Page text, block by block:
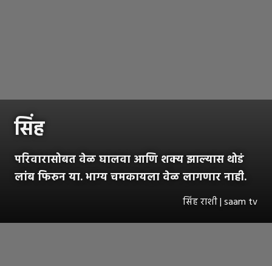
सिंह
परिवारासोबत वेळ घालवा आणि शक्य झाल्यास थोडं
लांब फिरुन या. भाग्य चमकायला वेळ लागणार नाही.
सिंह राशी | saam tv